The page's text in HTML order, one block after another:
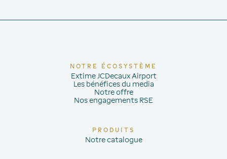
NOTRE ÉCOSYSTÈME
Extime JCDecaux Airport
Les bénéfices du media
Notre offre
Nos engagements RSE
PRODUITS
Notre catalogue